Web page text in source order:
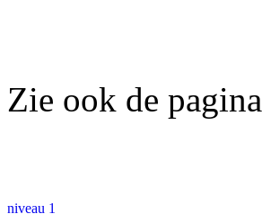
Zie ook de pagina
niveau 1